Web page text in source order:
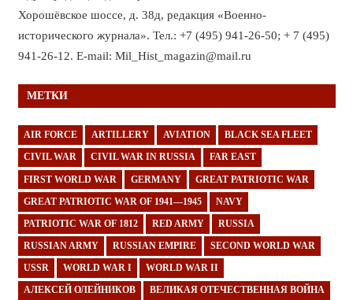
Хорошёвское шоссе, д. 38д, редакция «Военно-
исторического журнала». Тел.: +7 (495) 941-26-50; + 7 (495)
941-26-12. E-mail: Mil_Hist_magazin@mail.ru
МЕТКИ
AIR FORCE ARTILLERY AVIATION BLACK SEA FLEET
CIVIL WAR CIVIL WAR IN RUSSIA FAR EAST
FIRST WORLD WAR GERMANY GREAT PATRIOTIC WAR
GREAT PATRIOTIC WAR OF 1941—1945 NAVY
PATRIOTIC WAR OF 1812 RED ARMY RUSSIA
RUSSIAN ARMY RUSSIAN EMPIRE SECOND WORLD WAR
USSR WORLD WAR I WORLD WAR II
АЛЕКСЕЙ ОЛЕЙНИКОВ ВЕЛИКАЯ ОТЕЧЕСТВЕННАЯ ВОЙНА